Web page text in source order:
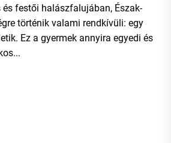
és festői halászfalujában, Észak-
történik valami rendkívüli: egy
Ez a gyermek annyira egyedi és